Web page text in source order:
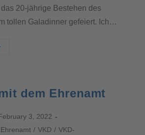
20-jährige Bestehen des
tollen Galadinner gefeiert. Ich…
dem Ehrenamt
3, 2022
Ehrenamt / VKD / VKD-